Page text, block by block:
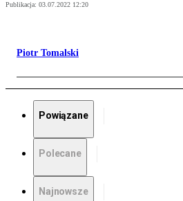
Publikacja: 03.07.2022 12:20
Piotr Tomalski
Powiązane
Polecane
Najnowsze